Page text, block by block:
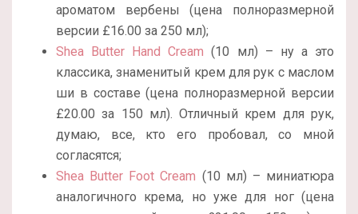
ароматом вербены (цена полноразмерной
версии £16.00 за 250 мл);
Shea Butter Hand Cream (10 мл) – ну а это
классика, знаменитый крем для рук с маслом
ши в составе (цена полноразмерной версии
£20.00 за 150 мл). Отличный крем для рук,
думаю, все, кто его пробовал, со мной
согласятся;
Shea Butter Foot Cream (10 мл) – миниатюра
аналогичного крема, но уже для ног (цена